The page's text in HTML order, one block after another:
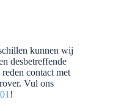
kunnen wij
desbetreffende
contact met
Vul ons
!